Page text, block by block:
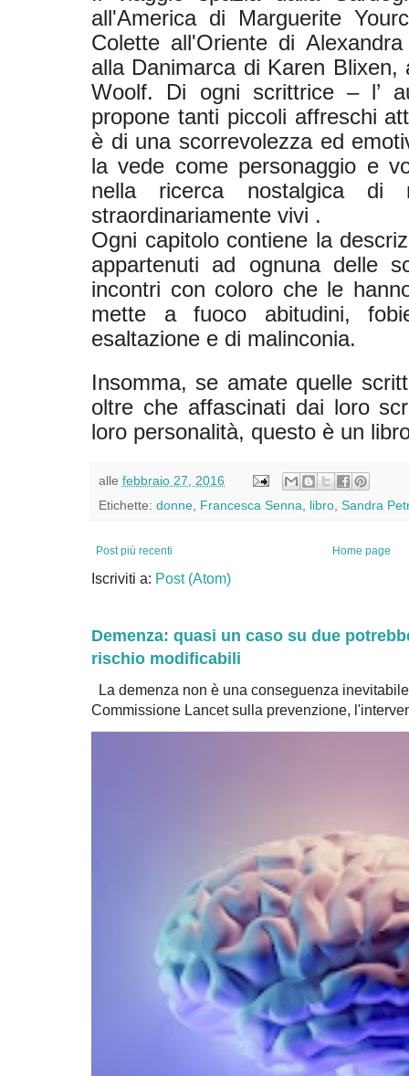
all'America di Marguerite
Colette all'Oriente di
alla Danimarca di Karen Blixen,
Woolf. Di ogni scrittrice – l’
propone tanti piccoli affreschi
è di una scorrevolezza ed
la vede come personaggio e
nella ricerca nostalgica di
straordinariamente vivi .
Ogni capitolo contiene la
appartenuti ad ognuna delle
incontri con coloro che le
mette a fuoco abitudini,
esaltazione e di malinconia.
Insomma, se amate quelle
oltre che affascinati dai loro
loro personalità, questo è un
alle febbraio 27, 2016
Etichette: donne Francesca Senna libro Sandra
Post più recenti Home page
Iscriviti a: Post (Atom)
Demenza: quasi un caso su due
rischio modificabili
La demenza non è una conseguenza
Commissione Lancet sulla prevenzione,